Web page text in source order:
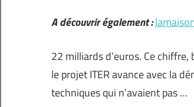
A découvrir également :
22 milliards d’euros. Ce
le projet ITER avance avec la
techniques qui n’avaient pas …